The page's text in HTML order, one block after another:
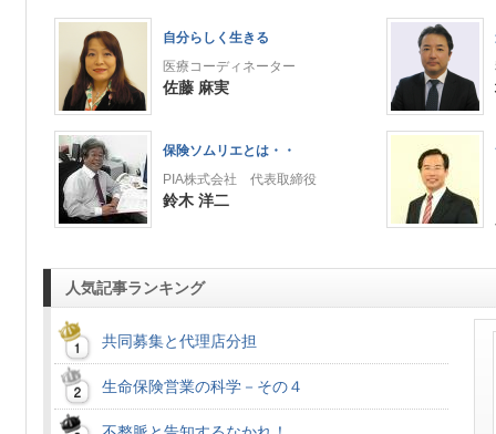
自分らしく生きる
医療コーディネーター
佐藤 麻実
保険ソムリエとは・・
PIA株式会社 代表取締役
鈴木 洋二
人気記事ランキング
共同募集と代理店分担
生命保険営業の科学－その４